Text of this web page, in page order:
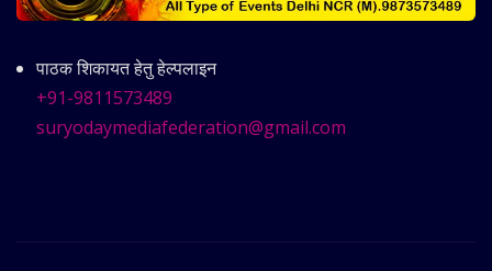
पाठक शिकायत हेतु हेल्पलाइन
+91-9811573489
suryodaymediafederation@gmail.com